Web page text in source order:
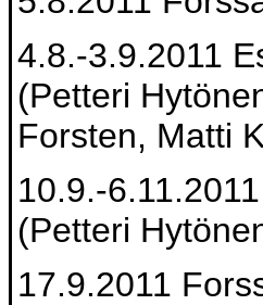
4.8.-3.9.2011
(Petteri
Forsten, Matti
10.9.-
(Petteri
17.9.2011